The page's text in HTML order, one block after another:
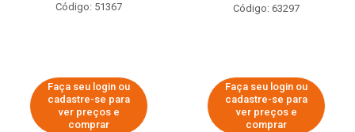
Código: 51367
Faça seu login ou
cadastre-se para
ver preços e
comprar
Código: 63297
Faça seu login ou
cadastre-se para
ver preços e
comprar